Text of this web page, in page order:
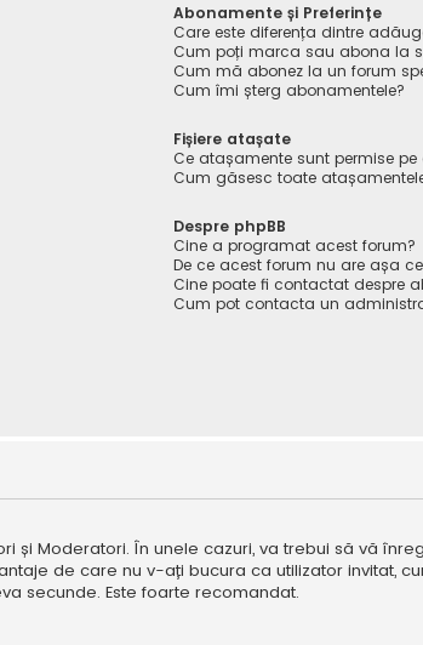
Abonamente și Preferințe
Care este diferența dintre
Cum poți marca sau abona la
Cum mă abonez la un forum
Cum îmi șterg abonamentele?
Fișiere atașate
Ce atașamente sunt permise pe
Cum găsesc toate
Despre phpBB
Cine a programat acest forum?
De ce acest forum nu are așa
Cine poate fi contactat despre
Cum pot contacta un
Moderatori. În unele cazuri, va trebui să vă
de care nu v-ați bucura ca utilizator invitat,
secunde. Este foarte recomandat.